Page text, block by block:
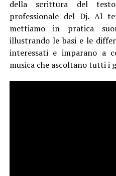
della scrittura del
professionale del Dj. Al
mettiamo in pratica
illustrando le basi e le
interessati e imparano a
musica che ascoltano tutti i